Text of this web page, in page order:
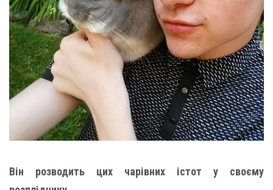
Він розводить цих чарівних істот у своєму